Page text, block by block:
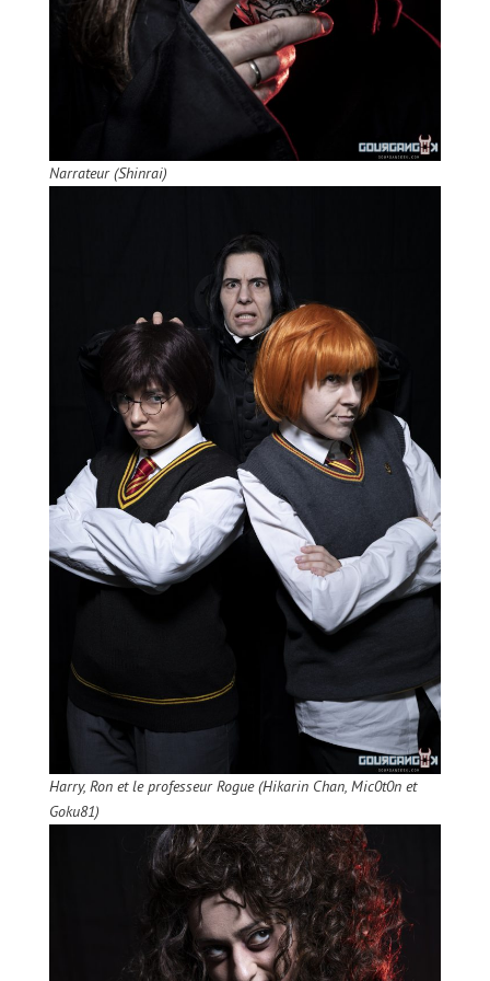
Narrateur (Shinrai)
Harry, Ron et le professeur Rogue (Hikarin Chan, Mic0t0n et
Goku81)